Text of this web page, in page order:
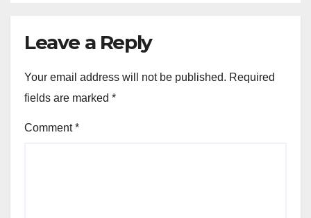
Leave a Reply
Your email address will not be published. Required
fields are marked *
Comment*